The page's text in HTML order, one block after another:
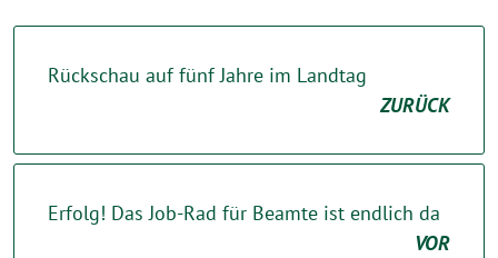
Rückschau auf fünf Jahre im Landtag
ZURÜCK
Erfolg! Das Job-Rad für Beamte ist endlich da
VOR